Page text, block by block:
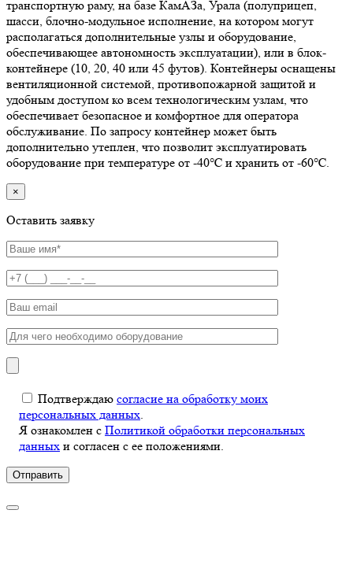
транспортную раму, на базе КамАЗа, Урала (полуприцеп,
шасси, блочно-модульное исполнение, на котором могут
располагаться дополнительные узлы и оборудование,
обеспечивающее автономность эксплуатации), или в блок-
контейнере (10, 20, 40 или 45 футов). Контейнеры оснащены
вентиляционной системой, противопожарной защитой и
удобным доступом ко всем технологическим узлам, что
обеспечивает безопасное и комфортное для оператора
обслуживание. По запросу контейнер может быть
дополнительно утеплен, что позволит эксплуатировать
оборудование при температуре от -40℃ и хранить от -60℃.
×
Оставить заявку
Подтверждаю согласие на обработку моих
персональных данных
Я ознакомлен с Политикой обработки персональных
данных и согласен с ее положениями.